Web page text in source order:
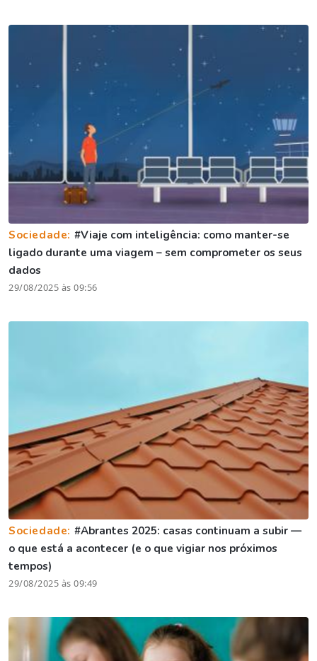
Sociedade: #Viaje com inteligência: como manter-se
ligado durante uma viagem – sem comprometer os seus
dados
29/08/2025 às 09:56
Sociedade: #Abrantes 2025: casas continuam a subir —
o que está a acontecer (e o que vigiar nos próximos
tempos)
29/08/2025 às 09:49